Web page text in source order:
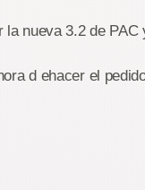
nueva 3.2 de PAC
d ehacer el